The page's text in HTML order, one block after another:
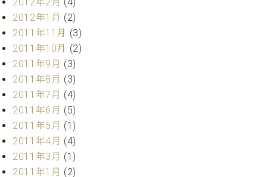
律
)
フ
タ
ー
サ
ー
ス
(調
律)
2012年1月 (2)
2011年11月 (3)
2011年10月 (2)
2011年9月 (3)
2011年8月 (3)
2011年7月 (4)
2011年6月 (5)
2011年5月 (1)
2011年4月 (4)
2011年3月 (1)
2011年1月 (2)